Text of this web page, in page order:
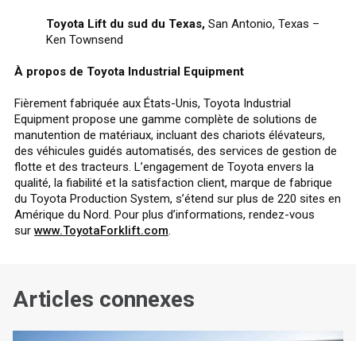
Toyota Lift du sud du Texas, San Antonio, Texas –
Ken Townsend
À propos de Toyota Industrial Equipment
Fièrement fabriquée aux États-Unis, Toyota Industrial
Equipment propose une gamme complète de solutions de
manutention de matériaux, incluant des chariots élévateurs,
des véhicules guidés automatisés, des services de gestion de
flotte et des tracteurs. L’engagement de Toyota envers la
qualité, la fiabilité et la satisfaction client, marque de fabrique
du Toyota Production System, s’étend sur plus de 220 sites en
Amérique du Nord. Pour plus d’informations, rendez-vous
sur www.ToyotaForklift.com.
Articles connexes